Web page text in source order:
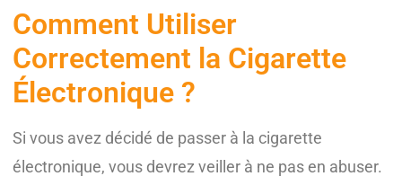
Comment Utiliser
Correctement la Cigarette
Électronique ?
Si vous avez décidé de passer à la cigarette
électronique, vous devrez veiller à ne pas en abuser.